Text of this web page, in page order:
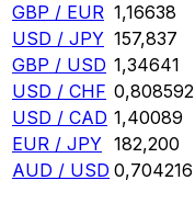
GBP / EUR 1,16638
USD / JPY 157,837
GBP / USD 1,34641
USD / CHF 0,808592
USD / CAD 1,40089
EUR / JPY 182,200
AUD / USD 0,704216